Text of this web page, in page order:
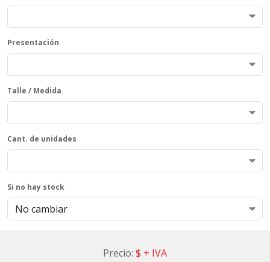
Presentación
Talle / Medida
Cant. de unidades
Si no hay stock
Precio: $ + IVA